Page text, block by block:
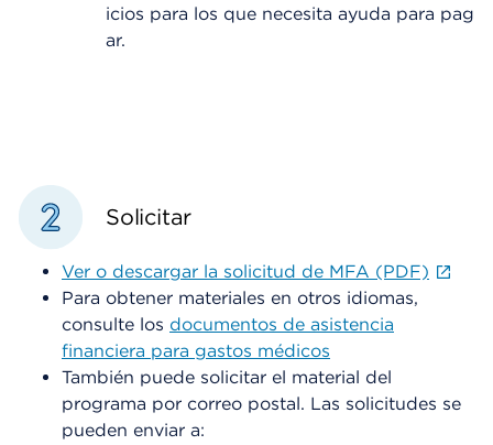
icios para los que necesita ayuda para pag
ar.
Solicitar
Ver o descargar la solicitud de MFA (PDF)
Para obtener materiales en otros idiomas,
consulte los documentos de asistencia
financiera para gastos médicos
También puede solicitar el material del
programa por correo postal. Las solicitudes se
pueden enviar a: